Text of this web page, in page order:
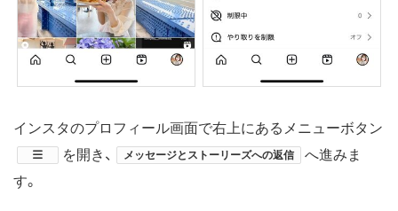
インスタのプロフィール画面で右上にあるメニューボタン
​を開き、
メッセージとストーリーズへの返信
へ進みま
す。